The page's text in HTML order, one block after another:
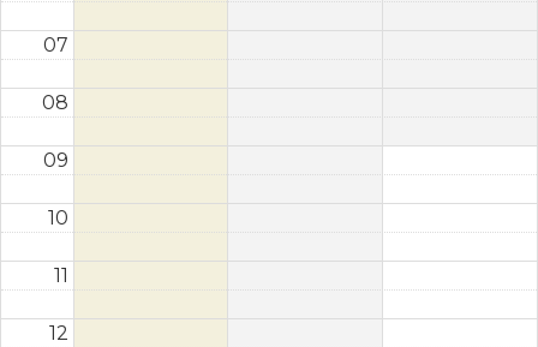
07
08
09
10
11
12